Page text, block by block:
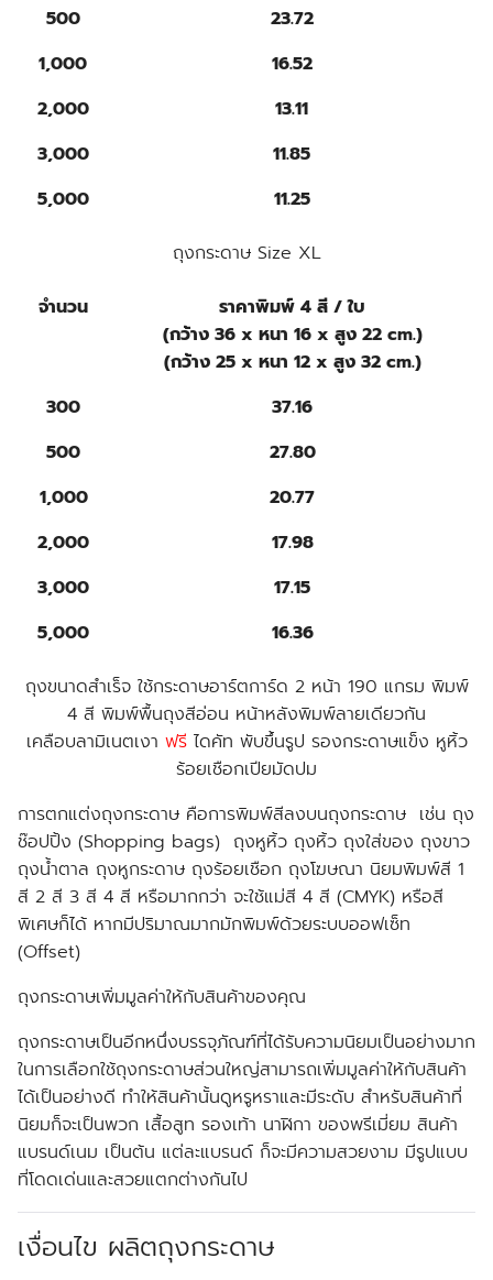
500
23.72
1,000
16.52
2,000
13.11
3,000
11.85
5,000
11.25
ถุงกระดาษ Size XL
จำนวน
ราคาพิมพ์ 4 สี / ใบ
(กว้าง 36 x หนา 16 x สูง 22 cm.)
(กว้าง 25 x หนา 12 x สูง 32 cm.)
300
37.16
500
27.80
1,000
20.77
2,000
17.98
3,000
17.15
5,000
16.36
ถุงขนาดสำเร็จ ใช้กระดาษอาร์ตการ์ด 2 หน้า 190 แกรม พิมพ์
4 สี พิมพ์พื้นถุงสีอ่อน หน้าหลังพิมพ์ลายเดียวกัน
เคลือบลามิเนตเงา ฟรีไดคัท พับขึ้นรูป รองกระดาษแข็ง หูหิ้ว
ร้อยเชือกเปียมัดปม
การตกแต่งถุงกระดาษ คือการพิมพ์สีลงบนถุงกระดาษ เช่น ถุง
ช๊อปปิ้ง (Shopping bags) ถุงหูหิ้ว ถุงหิ้ว ถุงใส่ของ ถุงขาว
ถุงน้ำตาล ถุงหูกระดาษ ถุงร้อยเชือก ถุงโฆษณา นิยมพิมพ์สี 1
สี 2 สี 3 สี 4 สี หรือมากกว่า จะใช้แม่สี 4 สี (CMYK) หรือสี
พิเศษก็ได้ หากมีปริมาณมากมักพิมพ์ด้วยระบบออฟเซ็ท
(Offset)
ถุงกระดาษเพิ่มมูลค่าให้กับสินค้าของคุณ
ถุงกระดาษเป็นอีกหนึ่งบรรจุภัณฑ์ที่ได้รับความนิยมเป็นอย่างมาก
ในการเลือกใช้ถุงกระดาษส่วนใหญ่สามารถเพิ่มมูลค่าให้กับสินค้า
ได้เป็นอย่างดี ทำให้สินค้านั้นดูหรูหราและมีระดับ สำหรับสินค้าที่
นิยมก็จะเป็นพวก เสื้อสูท รองเท้า นาฬิกา ของพรีเมี่ยม สินค้า
แบรนด์เนม เป็นต้น แต่ละแบรนด์ ก็จะมีความสวยงาม มีรูปแบบ
ที่โดดเด่นและสวยแตกต่างกันไป
เงื่อนไข ผลิตถุงกระดาษ